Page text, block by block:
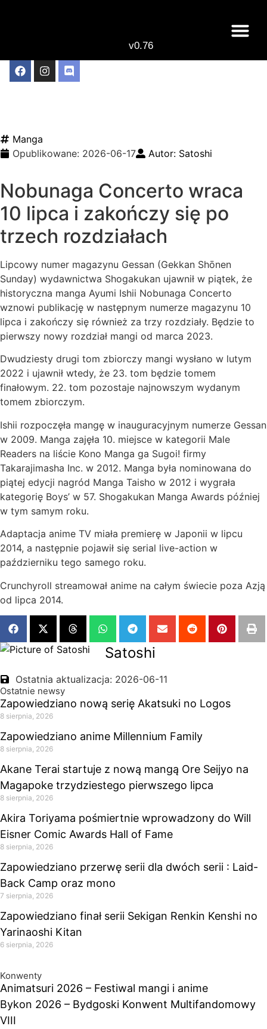
v0.76
Manga
Opublikowane: 2026-06-17 Autor: Satoshi
Nobunaga Concerto wraca
10 lipca i zakończy się po
trzech rozdziałach
Lipcowy numer magazynu Gessan (Gekkan Shōnen
Sunday) wydawnictwa Shogakukan ujawnił w piątek, że
historyczna manga Ayumi Ishii Nobunaga Concerto
wznowi publikację w następnym numerze magazynu 10
lipca i zakończy się również za trzy rozdziały. Będzie to
pierwszy nowy rozdział mangi od marca 2023.
Dwudziesty drugi tom zbiorczy mangi wysłano w lutym
2022 i ujawnił wtedy, że 23. tom będzie tomem
finałowym. 22. tom pozostaje najnowszym wydanym
tomem zbiorczym.
Ishii rozpoczęła mangę w inauguracyjnym numerze Gessan
w 2009. Manga zajęła 10. miejsce w kategorii Male
Readers na liście Kono Manga ga Sugoi! firmy
Takarajimasha Inc. w 2012. Manga była nominowana do
piątej edycji nagród Manga Taisho w 2012 i wygrała
kategorię Boys’ w 57. Shogakukan Manga Awards później
w tym samym roku.
Adaptacja anime TV miała premierę w Japonii w lipcu
2014, a następnie pojawił się serial live-action w
październiku tego samego roku.
Crunchyroll streamował anime na całym świecie poza Azją
od lipca 2014.
Satoshi
Ostatnia aktualizacja: 2026-06-11
Ostatnie newsy
Zapowiedziano nową serię Akatsuki no Logos
8 sierpnia, 2026
Zapowiedziano anime Millennium Family
8 sierpnia, 2026
Akane Terai startuje z nową mangą Ore Seijyo na
Magapoke trzydziestego pierwszego lipca
8 sierpnia, 2026
Akira Toriyama pośmiertnie wprowadzony do Will
Eisner Comic Awards Hall of Fame
8 sierpnia, 2026
Zapowiedziano przerwę serii dla dwóch serii : Laid-
Back Camp oraz mono
7 sierpnia, 2026
Zapowiedziano finał serii Sekigan Renkin Kenshi no
Yarinaoshi Kitan
6 sierpnia, 2026
Konwenty
Animatsuri 2026 – Festiwal mangi i anime
Bykon 2026 – Bydgoski Konwent Multifandomowy
VIII